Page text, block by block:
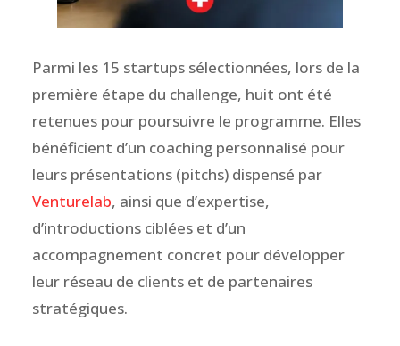
Parmi les 15 startups sélectionnées, lors de la
première étape du challenge, huit ont été
retenues pour poursuivre le programme. Elles
bénéficient d’un coaching personnalisé pour
leurs présentations (pitchs) dispensé par
Venturelab, ainsi que d’expertise,
d’introductions ciblées et d’un
accompagnement concret pour développer
leur réseau de clients et de partenaires
stratégiques.